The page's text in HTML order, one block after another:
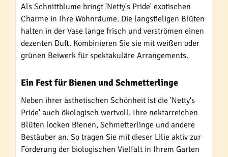
Als Schnittblume bringt 'Netty's Pride' exotischen
Charme in Ihre Wohnräume. Die langstieligen Blüten
halten in der Vase lange frisch und verströmen einen
dezenten Duft. Kombinieren Sie sie mit weißen oder
grünen Beiwerk für spektakuläre Arrangements.
Ein Fest für Bienen und Schmetterlinge
Neben ihrer ästhetischen Schönheit ist die 'Netty's
Pride' auch ökologisch wertvoll. Ihre nektarreichen
Blüten locken Bienen, Schmetterlinge und andere
Bestäuber an. So tragen Sie mit dieser Lilie aktiv zur
Förderung der biologischen Vielfalt in Ihrem Garten